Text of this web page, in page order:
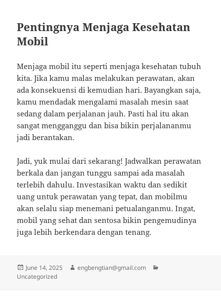
Pentingnya Menjaga Kesehatan
Mobil
Menjaga mobil itu seperti menjaga kesehatan tubuh
kita. Jika kamu malas melakukan perawatan, akan
ada konsekuensi di kemudian hari. Bayangkan saja,
kamu mendadak mengalami masalah mesin saat
sedang dalam perjalanan jauh. Pasti hal itu akan
sangat mengganggu dan bisa bikin perjalananmu
jadi berantakan.
Jadi, yuk mulai dari sekarang! Jadwalkan perawatan
berkala dan jangan tunggu sampai ada masalah
terlebih dahulu. Investasikan waktu dan sedikit
uang untuk perawatan yang tepat, dan mobilmu
akan selalu siap menemani petualanganmu. Ingat,
mobil yang sehat dan sentosa bikin pengemudinya
juga lebih berkendara dengan tenang.
Posted
on
June 14, 2025 Author
engbengtian@gmail.com
Uncategorized